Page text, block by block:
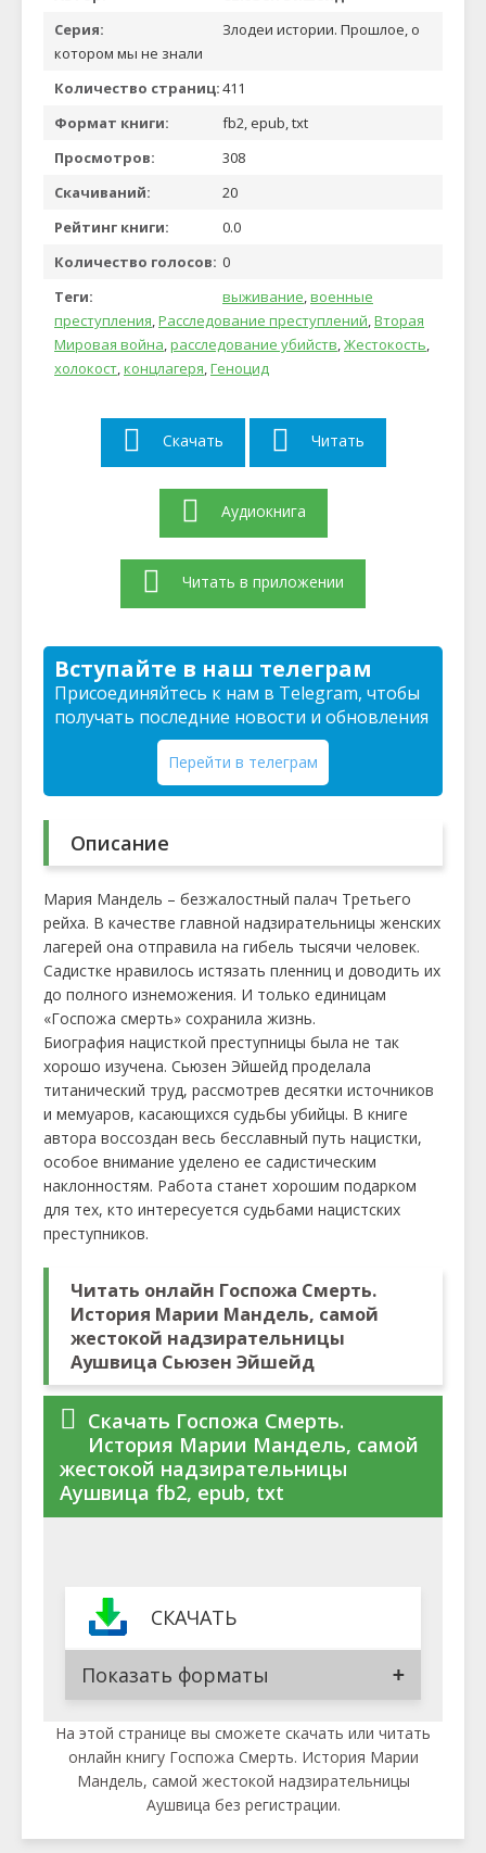
Серия:
Злодеи истории. Прошлое, о
котором мы не знали
Количество страниц:411
Формат книги:
fb2, epub, txt
Просмотров:
308
Скачиваний:
20
Рейтинг книги:
0.0
Количество голосов: 0
Теги:
выживание,военные
преступления,Расследование преступлений,Вторая
Мировая война,расследование убийств,Жестокость,
холокост,концлагеря,Геноцид
Скачать Читать
Аудиокнига
Читать в приложении
Вступайте в наш телеграм
Присоединяйтесь к нам в Telegram, чтобы
получать последние новости и обновления
Перейти в телеграм
Описание
Мария Мандель – безжалостный палач Третьего
рейха. В качестве главной надзирательницы женских
лагерей она отправила на гибель тысячи человек.
Садистке нравилось истязать пленниц и доводить их
до полного изнеможения. И только единицам
«Госпожа смерть» сохранила жизнь.
Биография нацисткой преступницы была не так
хорошо изучена. Сьюзен Эйшейд проделала
титанический труд, рассмотрев десятки источников
и мемуаров, касающихся судьбы убийцы. В книге
автора воссоздан весь бесславный путь нацистки,
особое внимание уделено ее садистическим
наклонностям. Работа станет хорошим подарком
для тех, кто интересуется судьбами нацистских
преступников.
Читать онлайн Госпожа Смерть.
История Марии Мандель, самой
жестокой надзирательницы
Аушвица Сьюзен Эйшейд
Скачать Госпожа Смерть.
История Марии Мандель, самой
жестокой надзирательницы
Аушвица fb2, epub, txt
СКАЧАТЬ
Показать форматы
На этой странице вы сможете скачать или читать
онлайн книгу Госпожа Смерть. История Марии
Мандель, самой жестокой надзирательницы
Аушвица без регистрации.